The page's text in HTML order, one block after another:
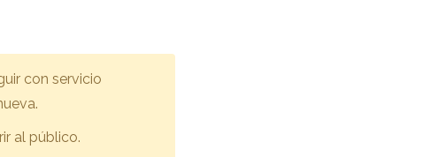
con servicio
al público.